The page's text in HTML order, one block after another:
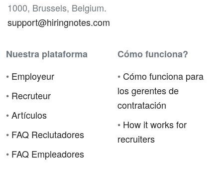
1000, Brussels, Belgium.
support@hiringnotes.com
Nuestra plataforma
• Employeur
• Recruteur
•Artículos
• FAQ Reclutadores
• FAQ Empleadores
Cómo funciona?
• Cómo funciona para
los gerentes de
contratación
• How it works for
recruiters